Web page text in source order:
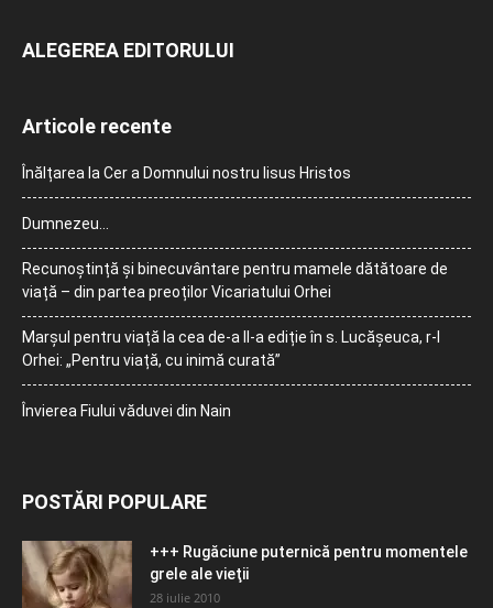
ALEGEREA EDITORULUI
Articole recente
Înălțarea la Cer a Domnului nostru Iisus Hristos
Dumnezeu…
Recunoștință și binecuvântare pentru mamele dătătoare de
viață – din partea preoților Vicariatului Orhei
Marșul pentru viață la cea de-a II-a ediție în s. Lucășeuca, r-l
Orhei: „Pentru viață, cu inimă curată”
Învierea Fiului văduvei din Nain
POSTĂRI POPULARE
+++ Rugăciune puternică pentru momentele
grele ale vieţii
28 iulie 2010